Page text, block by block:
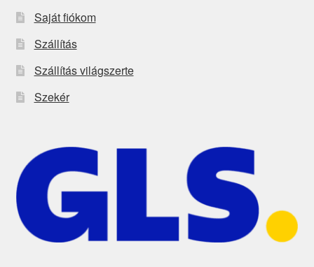
Saját fiókom
Szállítás
Szállítás világszerte
Szekér